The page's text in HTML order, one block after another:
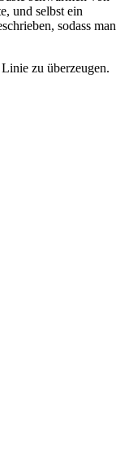
und selbst ein
sodass man
zu überzeugen.